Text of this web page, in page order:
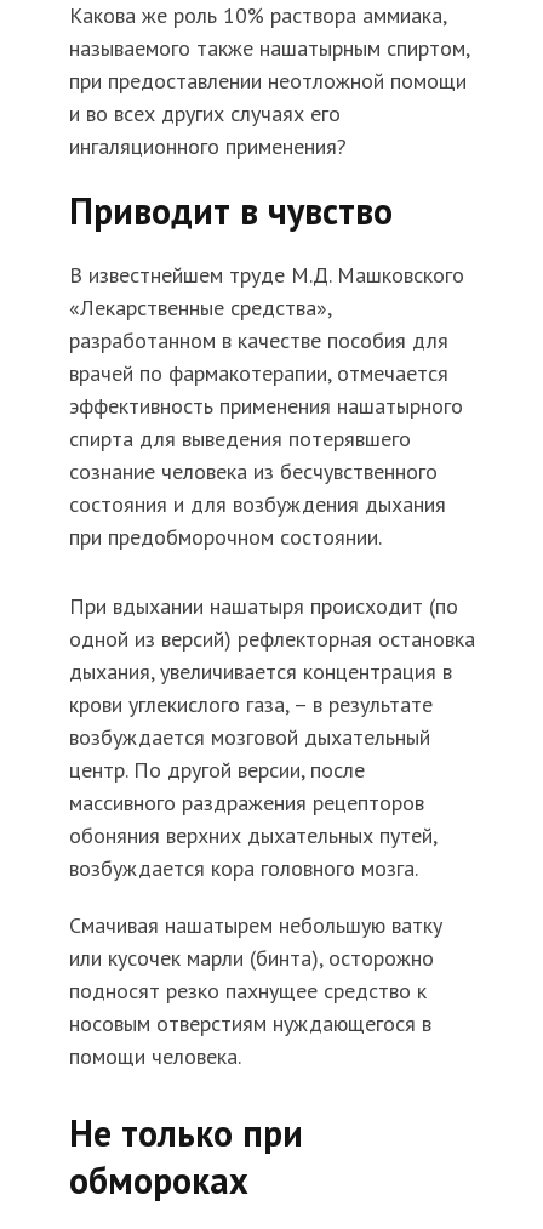
Какова же роль 10% раствора аммиака,
называемого также нашатырным спиртом,
при предоставлении неотложной помощи
и во всех других случаях его
ингаляционного применения?
Приводит в чувство
В известнейшем труде М.Д. Машковского
«Лекарственные средства»,
разработанном в качестве пособия для
врачей по фармакотерапии, отмечается
эффективность применения нашатырного
спирта для выведения потерявшего
сознание человека из бесчувственного
состояния и для возбуждения дыхания
при предобморочном состоянии.
При вдыхании нашатыря происходит (по
одной из версий) рефлекторная остановка
дыхания, увеличивается концентрация в
крови углекислого газа, – в результате
возбуждается мозговой дыхательный
центр. По другой версии, после
массивного раздражения рецепторов
обоняния верхних дыхательных путей,
возбуждается кора головного мозга.
Смачивая нашатырем небольшую ватку
или кусочек марли (бинта), осторожно
подносят резко пахнущее средство к
носовым отверстиям нуждающегося в
помощи человека.
Не только при
обмороках